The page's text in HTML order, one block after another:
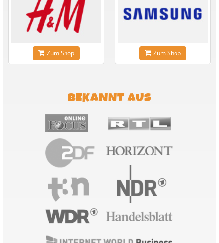
Zum Shop Zum Shop
BEKANNT AUS